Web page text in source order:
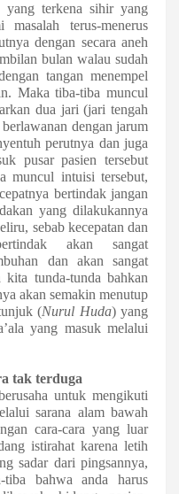
yang terkena sihir yang
terus-menerus
dengan secara aneh
bulan walau sudah
tangan menempel
Maka tiba-tiba muncul
dua jari (jari tengah
dengan jarum
perutnya dan juga
pusar pasien tersebut
muncul intuisi tersebut,
bertindak jangan
yang dilakukannya
sebab kecepatan dan
akan sangat
dan akan sangat
tunda-tunda bahkan
akan semakin menutup
(Nurul Huda) yang
yang masuk melalui
tak terduga
untuk mengikuti
sarana alam bawah
cara-cara yang luar
istirahat karena letih
sadar dari pingsannya,
bahwa anda harus